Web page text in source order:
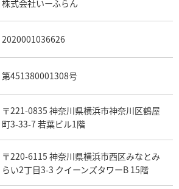
ンタン買取
）買取
株式会社いーふらん
2020001036626
第451380001308号
〒221-0835 神奈川県横浜市神奈川区鶴屋
町3-33-7 若葉ビル1階
〒220-6115 神奈川県横浜市西区みなとみ
らい2丁目3-3 クイーンズタワーB 15階